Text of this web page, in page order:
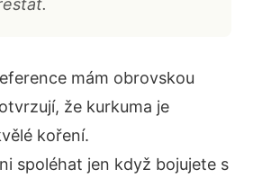
mám obrovskou
že kurkuma je
koření.
spoléhat jen když bojujete s